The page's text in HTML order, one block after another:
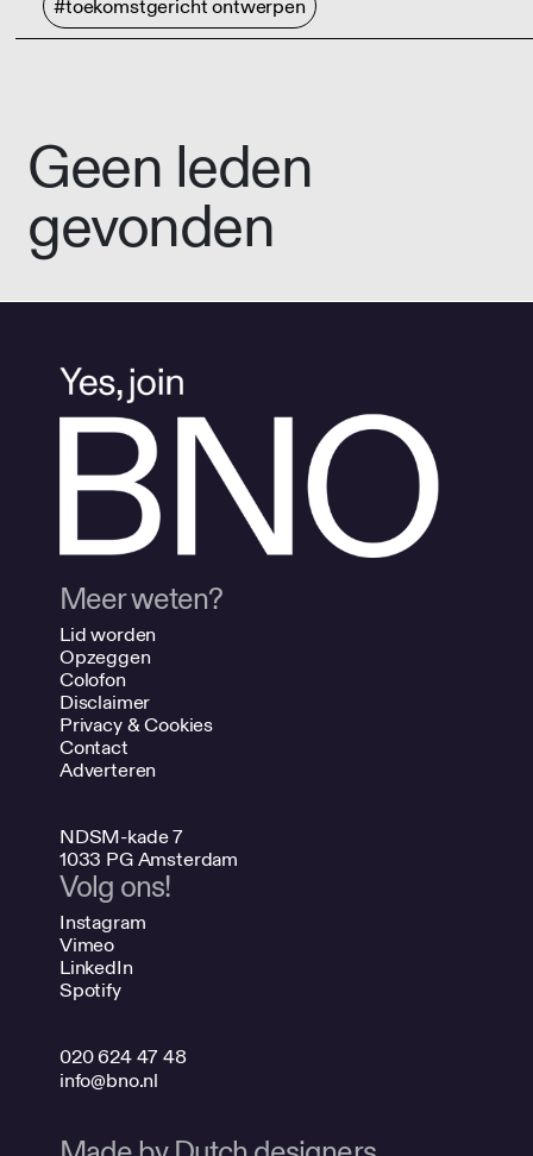
#toekomstgericht ontwerpen
Geen leden
gevonden
Meer weten?
Lid worden
Opzeggen
Colofon
Disclaimer
Privacy & Cookies
Contact
Adverteren
NDSM-kade 7
1033 PG Amsterdam
Volg ons!
Instagram
Vimeo
LinkedIn
Spotify
020 624 47 48
info@bno.nl